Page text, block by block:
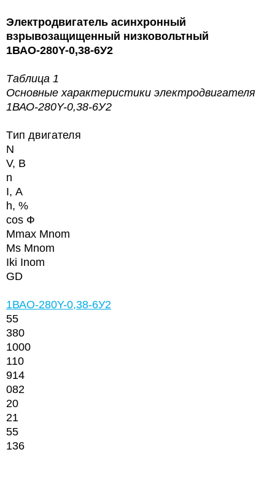
Электродвигатель асинхронный
взрывозащищенный низковольтный
1ВАО-280Y-0,38-6У2
Таблица 1
Основные характеристики электродвигателя
1ВАО-280Y-0,38-6У2
Tип двигателя
N
V, В
n
I, А
h, %
cos Ф
Mmax Mnom
Ms Mnom
Iki Inom
GD
1ВАО-280Y-0,38-6У2
55
380
1000
110
914
082
20
21
55
136